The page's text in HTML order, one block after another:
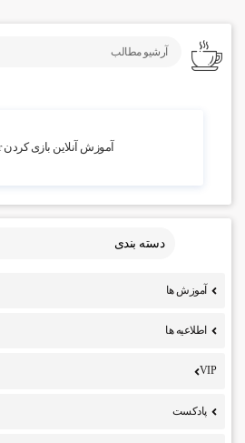
آرشیو مطالب
آموزش آنلاین بازی کردن Devour
دسته بندی
آموزش ها
اطلاعیه ها
VIP
پادکست